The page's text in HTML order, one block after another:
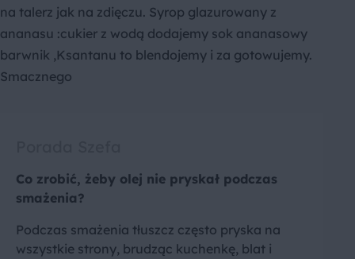
na talerz jak na zdięczu. Syrop glazurowany z
ananasu :cukier z wodą dodajemy sok ananasowy
barwnik ,Ksantanu to blendojemy i za gotowujemy.
Smacznego
Co zrobić, żeby olej nie pryskał podczas
smażenia?
Podczas smażenia tłuszcz często pryska na
wszystkie strony, brudząc kuchenkę, blat i